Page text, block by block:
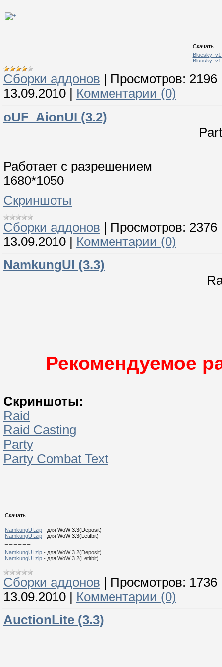
Скачать
Сборки аддонов | Просмотров: 2196
13.09.2010 | Комментарии (0)
oUF_AionUI (3.2)
Работает с разрешением
1680*1050
Скриншоты
Сборки аддонов | Просмотров: 2376
13.09.2010 | Комментарии (0)
NamkungUI (3.3)
Рекомендуемое
Скриншоты:
Raid
Raid Casting
Party
Party Combat Text
Скачать
NamkungUI.zip - для WoW 3.3(Deposit)
NamkungUI.zip - для WoW 3.3(Letitbit)
NamkungUI.zip - для WoW 3.2(Deposit)
NamkungUI.zip - для WoW 3.2(Letitbit)
Сборки аддонов | Просмотров: 1736
13.09.2010 | Комментарии (0)
AuctionLite (3.3)